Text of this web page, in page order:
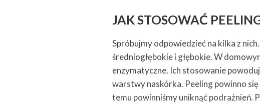
JAK STOSOWAĆ
Spróbujmy odpowiedzieć na kilka z
średniogłębokie i głębokie. W
enzymatyczne. Ich stosowanie
warstwy naskórka. Peeling powinno
temu powinniśmy uniknąć podrażnień.